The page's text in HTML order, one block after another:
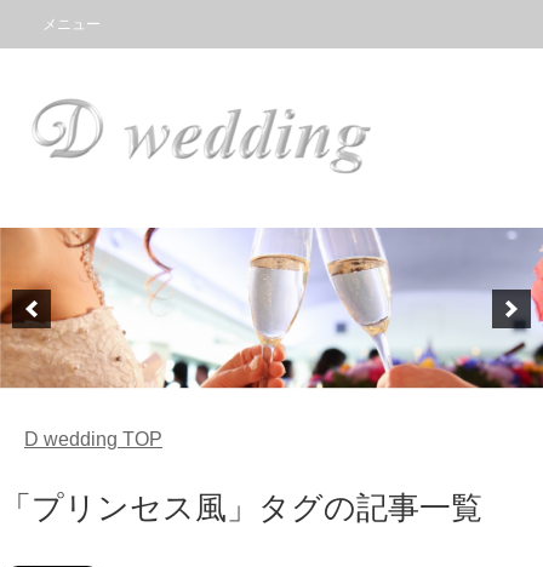
メニュー
D wedding TOP
「プリンセス風」タグの記事一覧